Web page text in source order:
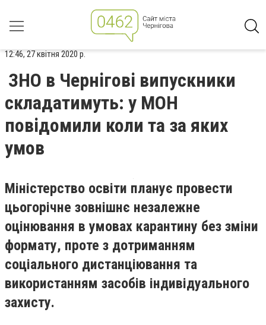
12:46, 27 квітня 2020 р.
ЗНО в Чернігові випускники
складатимуть: у МОН
повідомили коли та за яких
умов
Міністерство освіти планує провести
цьогорічне зовнішнє незалежне
оцінювання в умовах карантину без зміни
формату, проте з дотриманням
соціального дистанціювання та
використанням засобів індивідуального
захисту.